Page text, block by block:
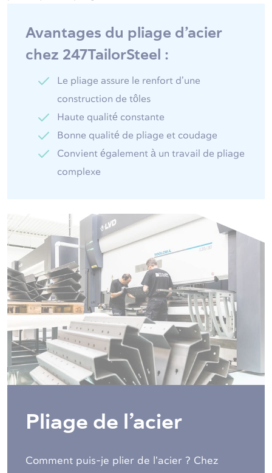
Avantages du pliage d’acier
chez 247TailorSteel :
Le pliage assure le renfort d’une
construction de tôles
Haute qualité constante
Bonne qualité de pliage et coudage
Convient également à un travail de pliage
complexe
Pliage de l’acier
Comment puis-je plier de l’acier ? Chez